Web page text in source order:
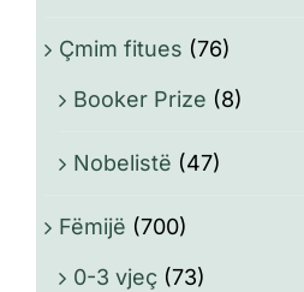
Çmim fitues (76)
Booker Prize (8)
Nobelistë (47)
Fëmijë (700)
0-3 vjeç (73)